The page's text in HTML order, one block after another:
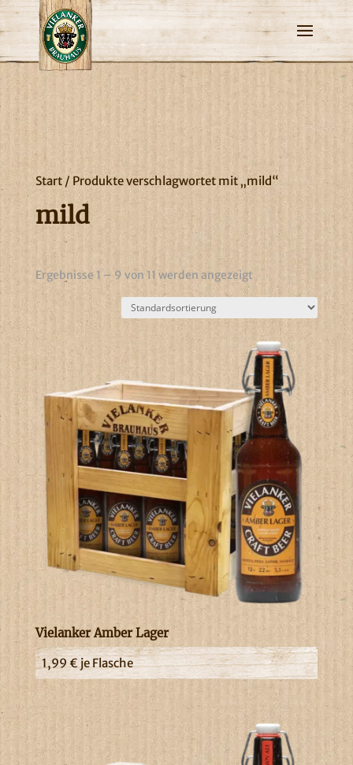
Start/ Produkte verschlagwortet mit „mild“
mild
Ergebnisse 1 – 9 von 11 werden angezeigt
Vielanker Amber Lager
1,99€je Flasche